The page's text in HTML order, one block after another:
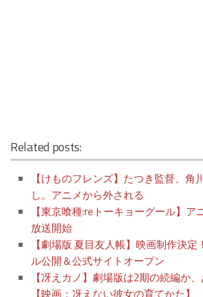
Related posts:
【けものフレンズ】たつき監督、角
し。アニメから外される
【東京喰種:reトーキョーグール】ア
放送開始
【劇場版 夏目友人帳】映画制作決
ル公開＆公式サイトオープン
【冴えカノ】劇場版は2期の続編か
【映画：冴えない彼女の育てかた】